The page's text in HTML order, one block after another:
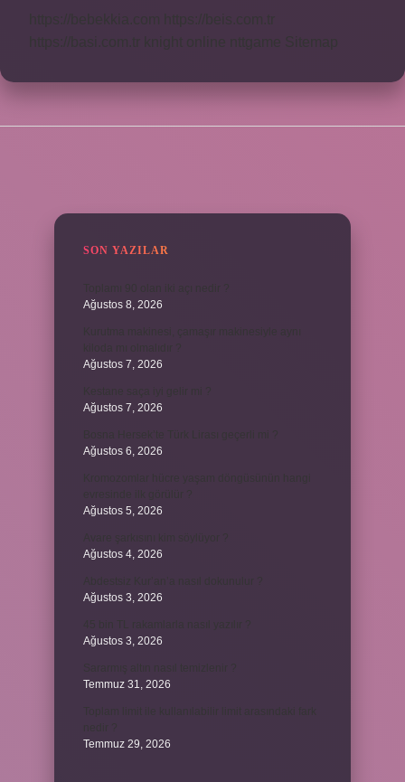
SON YAZILAR
Ağustos 8, 2026
Ağustos 7, 2026
Ağustos 7, 2026
Ağustos 6, 2026
Ağustos 5, 2026
Ağustos 4, 2026
Ağustos 3, 2026
Ağustos 3, 2026
Temmuz 31, 2026
Temmuz 29, 2026